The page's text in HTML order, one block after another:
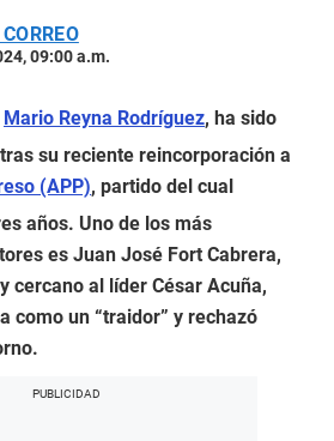
09:00 a.m.
Mario Reyna Rodríguez, ha sido
su reciente reincorporación a
(APP), partido del cual
años. Uno de los más
es Juan José Fort Cabrera,
cercano al líder César Acuña,
como un “traidor” y rechazó